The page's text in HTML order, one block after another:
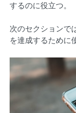
するのに役立つ。
次のセクションで
を達成するために